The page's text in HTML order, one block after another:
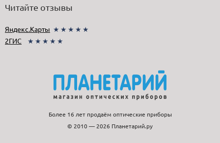
Читайте отзывы
Яндекс.Карты ★★★★★
2ГИС
★★★★★
Более 16 лет продаём оптические приборы
© 2010 — 2026 Планетарий.ру